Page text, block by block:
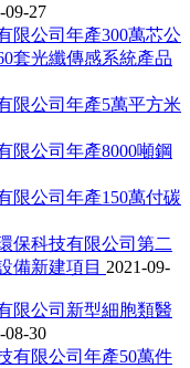
09-27
限公司年產300萬芯公
套光纖傳感系統產品
限公司年產5萬平方米
限公司年產8000噸鋼
限公司年產150萬付碳
保科技有限公司第二
備新建項目 2021-09-
限公司新型細胞類醫
08-30
有限公司年產50萬件